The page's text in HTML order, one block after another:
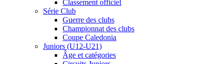
Classement officiel
Série Club
Guerre des clubs
Championnat des clubs
Coupe Caledonia
Juniors (U12-U21)
Âge et catégories